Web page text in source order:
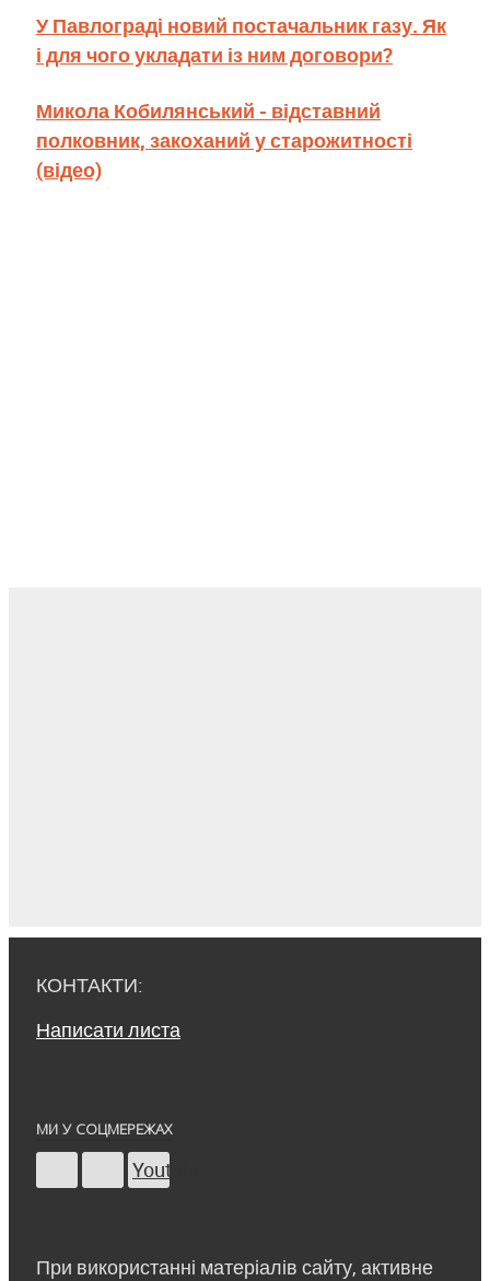
У Павлограді новий постачальник газу. Як
і для чого укладати із ним договори?
Микола Кобилянський - відставний
полковник, закоханий у старожитності
(відео)
КОНТАКТИ:
Написати листа
МИ У СОЦМЕРЕЖАХ
Youtube
При використанні матеріалів сайту, активне